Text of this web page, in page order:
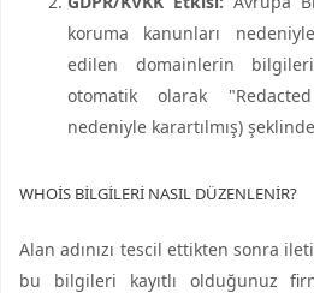
koruma kanunları
edilen domainlerin
otomatik olarak
nedeniyle karartılmış)
WHOIS BILGILERI NASIL DÜZENLENIR?
Alan adınızı tescil ettikten sonra
bu bilgileri kayıtlı olduğunuz